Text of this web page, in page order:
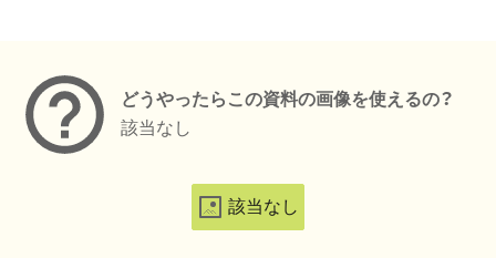
どうやったらこの資料の画像を使えるの？
該当なし
該当なし